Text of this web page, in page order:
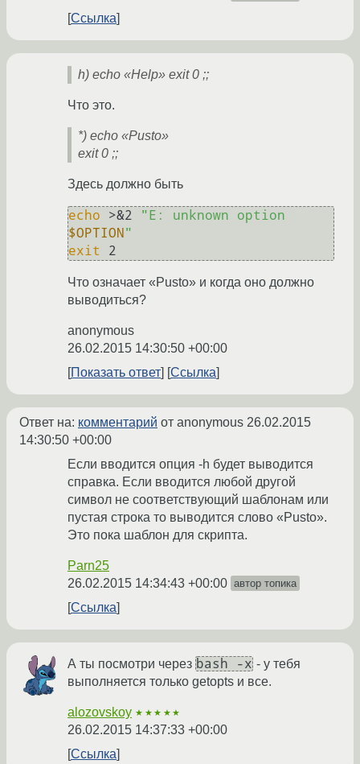
Ссылка
h) echo «Help» exit 0 ;;
Что это.
*) echo «Pusto»
exit 0 ;;
Здесь должно быть
echo >&2
$OPTION "
exit
2
Что означает «Pusto» и когда оно должно
выводиться?
anonymous
26.02.2015 14:30:50 +00:00
Показать ответ
Ссылка
Ответ на: комментарий от anonymous 26.02.2015
14:30:50 +00:00
Если вводится опция -h будет выводится
справка. Если вводится любой другой
символ не соответствующий шаблонам или
пустая строка то выводится слово «Pusto».
Это пока шаблон для скрипта.
Parn25
26.02.2015 14:34:43 +00:00 автор топика
Ссылка
А ты посмотри через bash -x - у тебя
выполняется только getopts и все.
alozovskoy ★★★★★
26.02.2015 14:37:33 +00:00
Ссылка